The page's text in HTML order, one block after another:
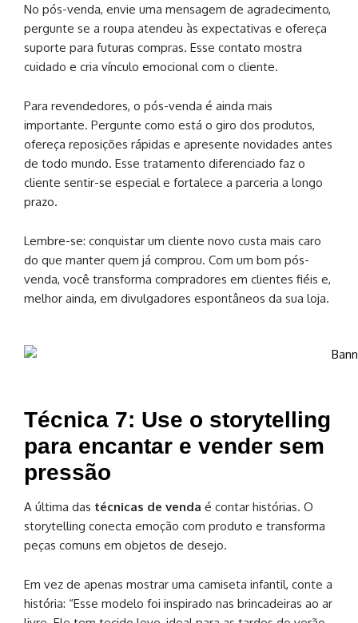
No pós-venda, envie uma mensagem de agradecimento,
pergunte se a roupa atendeu às expectativas e ofereça
suporte para futuras compras. Esse contato mostra
cuidado e cria vínculo emocional com o cliente.
Para revendedores, o pós-venda é ainda mais
importante. Pergunte como está o giro dos produtos,
ofereça reposições rápidas e apresente novidades antes
de todo mundo. Esse tratamento diferenciado faz o
cliente sentir-se especial e fortalece a parceria a longo
prazo.
Lembre-se: conquistar um cliente novo custa mais caro
do que manter quem já comprou. Com um bom pós-
venda, você transforma compradores em clientes fiéis e,
melhor ainda, em divulgadores espontâneos da sua loja.
Técnica 7: Use o storytelling
para encantar e vender sem
pressão
A última das técnicas de venda é contar histórias. O
storytelling conecta emoção com produto e transforma
peças comuns em objetos de desejo.
Em vez de apenas mostrar uma camiseta infantil, conte a
história: “Esse modelo foi inspirado nas brincadeiras ao ar